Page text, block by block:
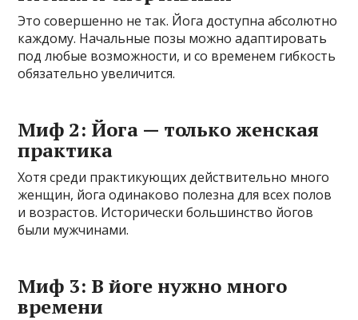
Это совершенно не так. Йога доступна абсолютно
каждому. Начальные позы можно адаптировать
под любые возможности, и со временем гибкость
обязательно увеличится.
Миф 2: Йога — только женская
практика
Хотя среди практикующих действительно много
женщин, йога одинаково полезна для всех полов
и возрастов. Исторически большинство йогов
были мужчинами.
Миф 3: В йоге нужно много
времени